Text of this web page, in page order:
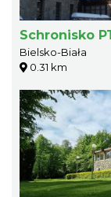
Bielsko-Biała
0.31 km